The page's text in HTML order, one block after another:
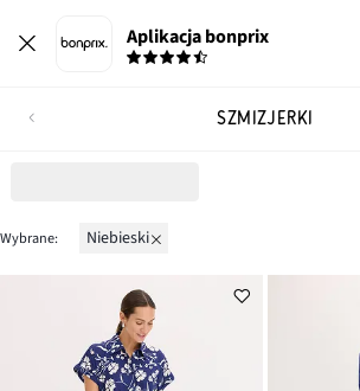
Aplikacja bonprix
SZMIZJERKI
Wybrane: niebieski